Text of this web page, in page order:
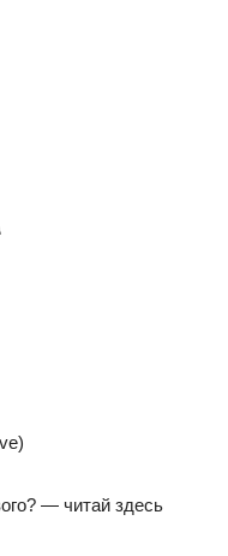
— читай здесь